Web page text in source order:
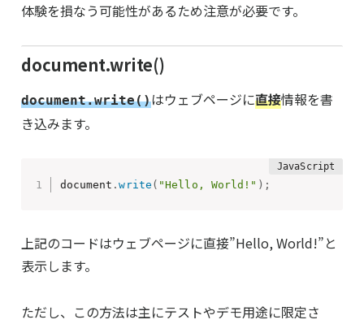
体験を損なう可能性があるため注意が必要です。
document.write()
document.write()はウェブページに直接情報を書
き込みます。
document .write ( "Hello, World!" ) ;
上記のコードはウェブページに直接”Hello, World!”と
表示します。
ただし、この方法は主にテストやデモ用途に限定さ